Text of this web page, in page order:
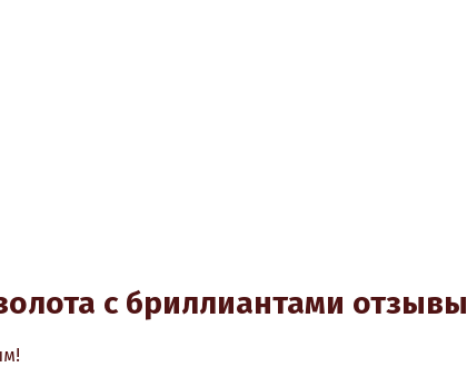
с бриллиантами отзывы